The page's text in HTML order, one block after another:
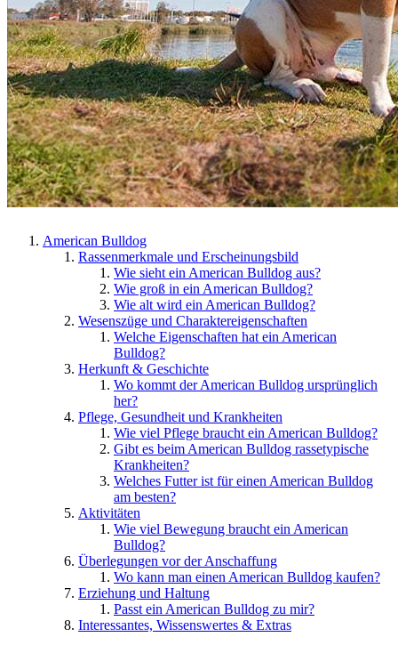
American Bulldog
Rassenmerkmale und Erscheinungsbild
Wie sieht ein American Bulldog aus?
Wie groß in ein American Bulldog?
Wie alt wird ein American Bulldog?
Wesenszüge und Charaktereigenschaften
Welche Eigenschaften hat ein American
Bulldog?
Herkunft & Geschichte
Wo kommt der American Bulldog ursprünglich
her?
Pflege, Gesundheit und Krankheiten
Wie viel Pflege braucht ein American Bulldog?
Gibt es beim American Bulldog rassetypische
Krankheiten?
Welches Futter ist für einen American Bulldog
am besten?
Aktivitäten
Wie viel Bewegung braucht ein American
Bulldog?
Überlegungen vor der Anschaffung
Wo kann man einen American Bulldog kaufen?
Erziehung und Haltung
Passt ein American Bulldog zu mir?
Interessantes, Wissenswertes & Extras